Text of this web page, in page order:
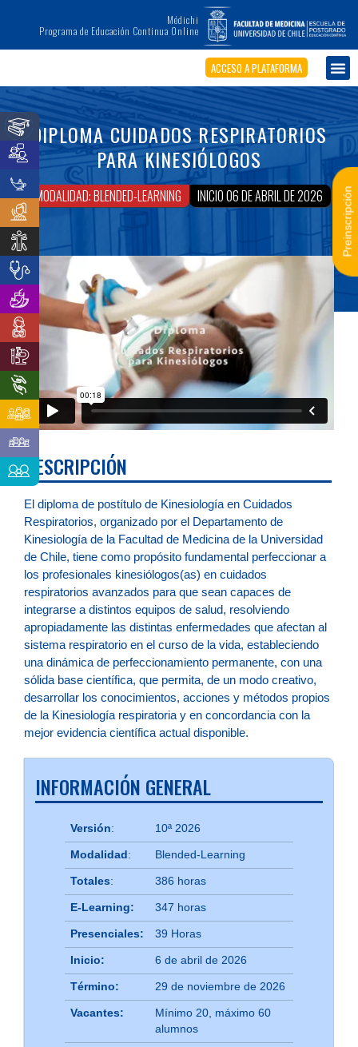
Médichi
Programa de Educación Continua Online
ACCESO A PLATAFORMA
DIPLOMA CUIDADOS RESPIRATORIOS
PARA KINESIÓLOGOS
MODALIDAD: BLENDED-LEARNING INICIO 06 DE ABRIL DE 2026
DESCRIPCIÓN
El diploma de postítulo de Kinesiología en Cuidados
Respiratorios, organizado por el Departamento de
Kinesiología de la Facultad de Medicina de la Universidad
de Chile, tiene como propósito fundamental perfeccionar a
los profesionales kinesiólogos(as) en cuidados
respiratorios avanzados para que sean capaces de
integrarse a distintos equipos de salud, resolviendo
apropiadamente las distintas enfermedades que afectan al
sistema respiratorio en el curso de la vida, estableciendo
una dinámica de perfeccionamiento permanente, con una
sólida base científica, que permita, de un modo creativo,
desarrollar los conocimientos, acciones y métodos propios
de la Kinesiología respiratoria y en concordancia con la
mejor evidencia científica actual disponible.
INFORMACIÓN GENERAL
Versión: 10ª 2026
Modalidad : Blended-Learning
Totales: 386 horas
E-Learning: 347 horas
Presenciales: 39 Horas
Inicio: 6 de abril de 2026
Término: 29 de noviembre de 2026
Vacantes:
Mínimo 20, máximo 60
alumnos
Preinscripción